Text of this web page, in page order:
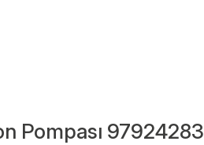
Pompası 97924283